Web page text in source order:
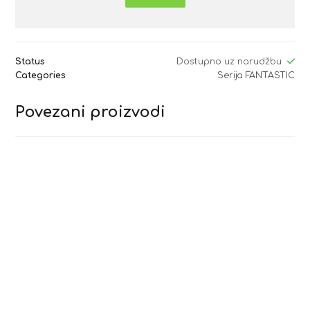
Status
Dostupno uz narudžbu
Categories
Serija FANTASTIC
Povezani proizvodi